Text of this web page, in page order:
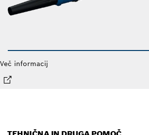
Več informacij